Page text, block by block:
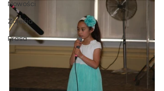
Nowości
Zdjećia
Prasa